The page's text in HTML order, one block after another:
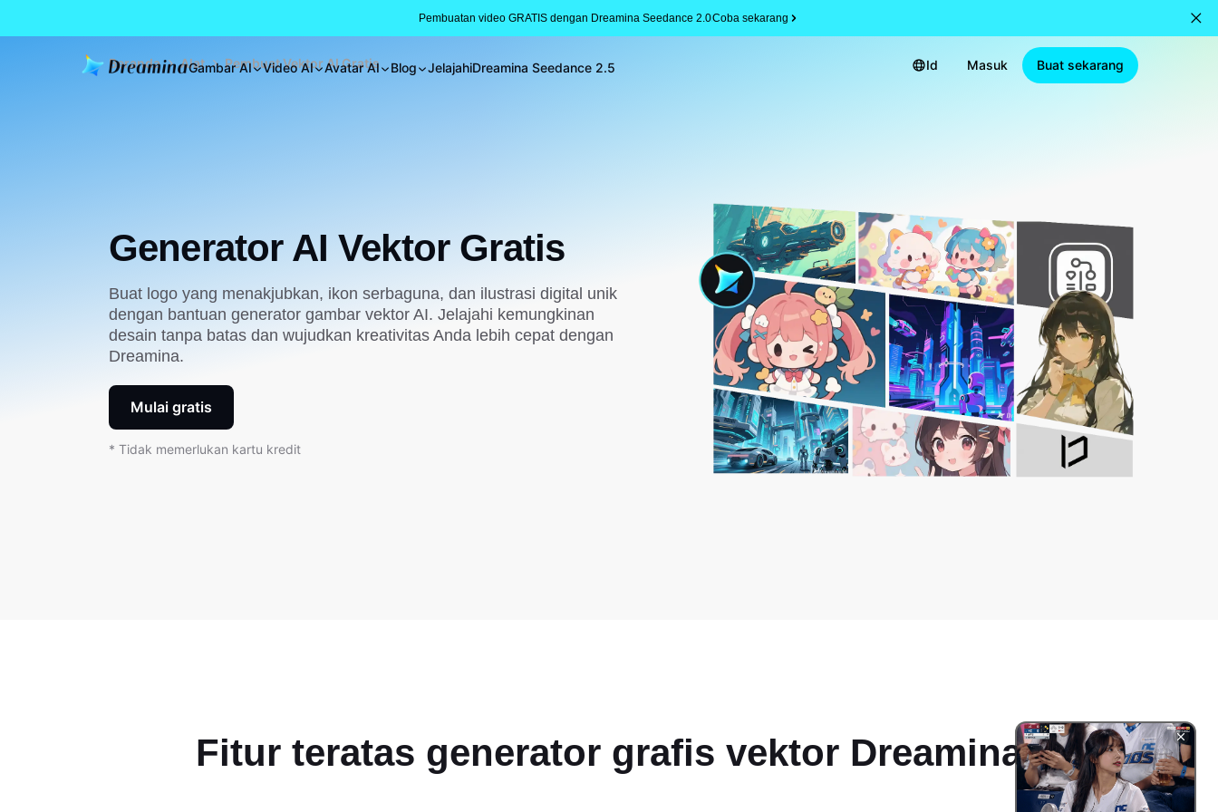
Pembuatan video GRATIS dengan Dreamina Seedance 2.0Coba sekarang
Gambar AI Video AI Avatar AI Blog JelajahiDreamina Seedance 2.5 Id Masuk Buat sekarang
Beranda Alat Pembuat Vektor AI Gratis
Generator AI Vektor Gratis
Buat logo yang menakjubkan, ikon serbaguna, dan ilustrasi digital unik
dengan bantuan generator gambar vektor AI. Jelajahi kemungkinan
desain tanpa batas dan wujudkan kreativitas Anda lebih cepat dengan
Dreamina.
Mulai gratis
* Tidak memerlukan kartu kredit
Fitur teratas generator grafis vektor Dreamina